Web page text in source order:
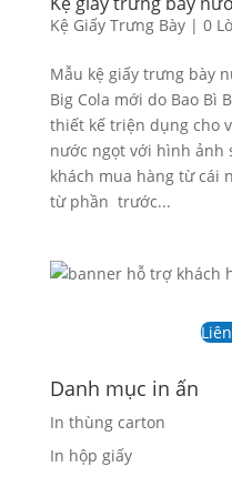
Kệ Giấy Trưng Bày| 0
Mẫu kệ giấy trưng bày
Big Cola mới do Bao Bì
thiết kế triện dụng cho
nước ngọt với hình ảnh
khách mua hàng từ cái
từ phần trước...
Danh mục in ấn
In thùng carton
In hộp giấy